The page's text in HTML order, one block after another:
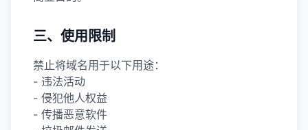
三、使用限制
禁止将域名用于以下用途：
- 违法活动
- 侵犯他人权益
- 传播恶意软件